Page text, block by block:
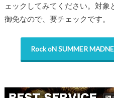
ェックしてみてください。対
御免なので、要チェックです。
Rock oN SUMMER